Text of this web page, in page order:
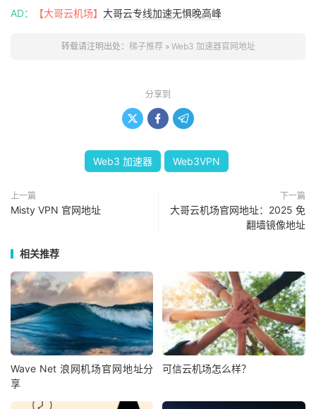
AD： 【大哥云机场】 大哥云专线加速无惧晚高峰
转载请注明出处： 梯子推荐 » Web3 加速器官网地址
分享到
  
Web3 加速器 Web3VPN
上一篇
Misty VPN 官网地址
下一篇
大哥云机场官网地址：2025 免
翻墙镜像地址
相关推荐
Wave Net 浪网机场官网地址分
享
可信云机场怎么样？